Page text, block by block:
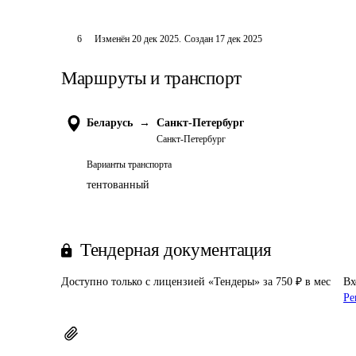
6 Изменён 20 дек 2025. Создан 17 дек 2025
Маршруты и транспорт
Беларусь → Санкт-Петербург
Санкт-Петербург
Варианты транспорта
тентованный
Тендерная документация
Доступно только с лицензией «Тендеры» за 750 ₽ в мес